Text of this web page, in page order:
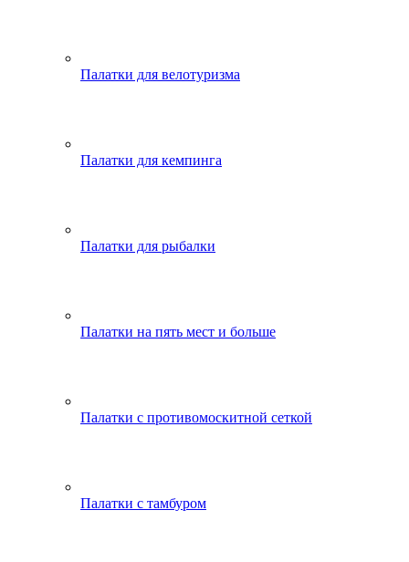
Палатки для велотуризма
Палатки для кемпинга
Палатки для рыбалки
Палатки на пять мест и больше
Палатки с противомоскитной сеткой
Палатки с тамбуром